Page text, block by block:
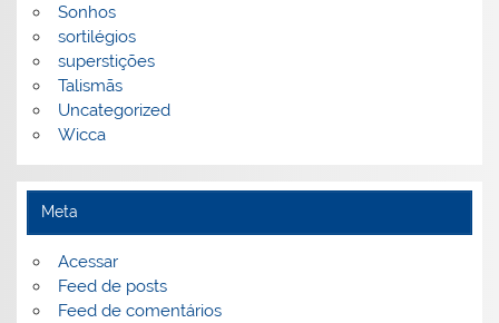
Sonhos
sortilégios
superstições
Talismãs
Uncategorized
Wicca
Meta
Acessar
Feed de posts
Feed de comentários